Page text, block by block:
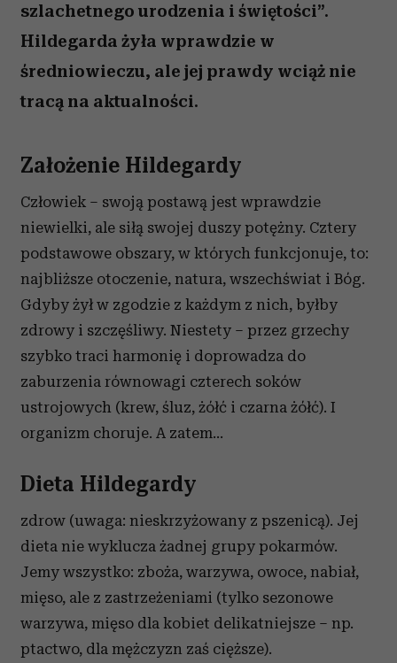
szlachetnego urodzenia i świętości”.
Hildegarda żyła wprawdzie w
średniowieczu, ale jej prawdy wciąż nie
tracą na aktualności.
Założenie Hildegardy
Człowiek – swoją postawą jest wprawdzie
niewielki, ale siłą swojej duszy potężny. Cztery
podstawowe obszary, w których funkcjonuje, to:
najbliższe otoczenie, natura, wszechświat i Bóg.
Gdyby żył w zgodzie z każdym z nich, byłby
zdrowy i szczęśliwy. Niestety – przez grzechy
szybko traci harmonię i doprowadza do
zaburzenia równowagi czterech soków
ustrojowych (krew, śluz, żółć i czarna żółć). I
organizm choruje. A zatem...
Dieta Hildegardy
zdrow (uwaga: nieskrzyżowany z pszenicą). Jej
dieta nie wyklucza żadnej grupy pokarmów.
Jemy wszystko: zboża, warzywa, owoce, nabiał,
mięso, ale z zastrzeżeniami (tylko sezonowe
warzywa, mięso dla kobiet delikatniejsze – np.
ptactwo, dla mężczyzn zaś cięższe).